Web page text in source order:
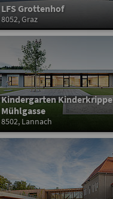
LFS Grottenhof
8052, Graz
Kindergarten Kinderkrippe
Mühlgasse
8502, Lannach